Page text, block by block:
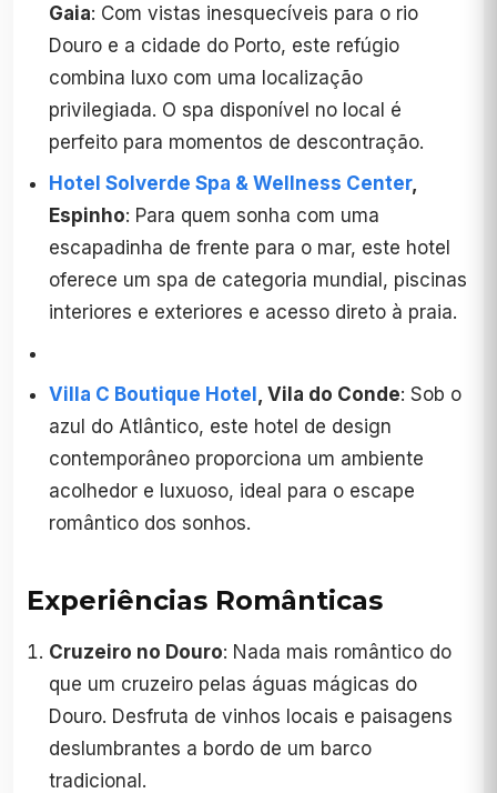
Gaia: Com vistas inesquecíveis para o rio
Douro e a cidade do Porto, este refúgio
combina luxo com uma localização
privilegiada. O spa disponível no local é
perfeito para momentos de descontração.
Hotel Solverde Spa & Wellness Center,
Espinho: Para quem sonha com uma
escapadinha de frente para o mar, este hotel
oferece um spa de categoria mundial, piscinas
interiores e exteriores e acesso direto à praia.
Villa C Boutique Hotel , Vila do Conde: Sob o
azul do Atlântico, este hotel de design
contemporâneo proporciona um ambiente
acolhedor e luxuoso, ideal para o escape
romântico dos sonhos.
Experiências Românticas
Cruzeiro no Douro: Nada mais romântico do
que um cruzeiro pelas águas mágicas do
Douro. Desfruta de vinhos locais e paisagens
deslumbrantes a bordo de um barco
tradicional.